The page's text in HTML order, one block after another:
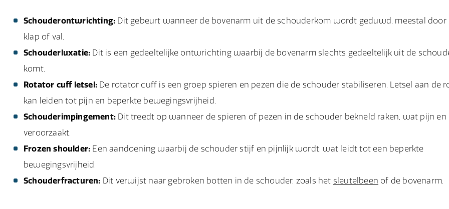
Schouderontwrichting: Dit gebeurt wanneer de bovenarm uit de schouderkom wordt geduwd, meestal door
klap of val.
Schouderluxatie: Dit is een gedeeltelijke ontwrichting waarbij de bovenarm slechts gedeeltelijk uit de
komt.
Rotator cuff letsel: De rotator cuff is een groep spieren en pezen die de schouder stabiliseren. Letsel aan de
kan leiden tot pijn en beperkte bewegingsvrijheid.
Schouderimpingement: Dit treedt op wanneer de spieren of pezen in de schouder bekneld raken, wat pijn
veroorzaakt.
Frozen shoulder: Een aandoening waarbij de schouder stijf en pijnlijk wordt, wat leidt tot een beperkte
bewegingsvrijheid.
Schouderfracturen: Dit verwijst naar gebroken botten in de schouder, zoals het sleutelbeen of de bovenarm.